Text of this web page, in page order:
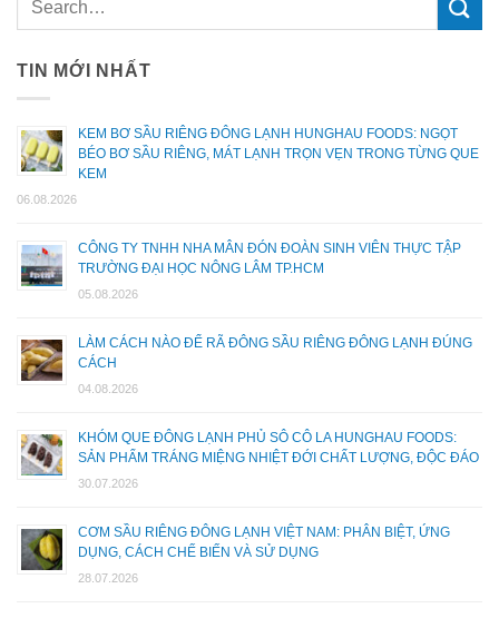
TIN MỚI NHẤT
KEM BƠ SẦU RIÊNG ĐÔNG LẠNH HUNGHAU FOODS: NGỌT
BÉO BƠ SẦU RIÊNG, MÁT LẠNH TRỌN VẸN TRONG TỪNG QUE
KEM
06.08.2026
CÔNG TY TNHH NHA MÂN ĐÓN ĐOÀN SINH VIÊN THỰC TẬP
TRƯỜNG ĐẠI HỌC NÔNG LÂM TP.HCM
05.08.2026
LÀM CÁCH NÀO ĐỂ RÃ ĐÔNG SẦU RIÊNG ĐÔNG LẠNH ĐÚNG
CÁCH
04.08.2026
KHÓM QUE ĐÔNG LẠNH PHỦ SÔ CÔ LA HUNGHAU FOODS:
SẢN PHẨM TRÁNG MIỆNG NHIỆT ĐỚI CHẤT LƯỢNG, ĐỘC ĐÁO
30.07.2026
CƠM SẦU RIÊNG ĐÔNG LẠNH VIỆT NAM: PHÂN BIỆT, ỨNG
DỤNG, CÁCH CHẾ BIẾN VÀ SỬ DỤNG
28.07.2026